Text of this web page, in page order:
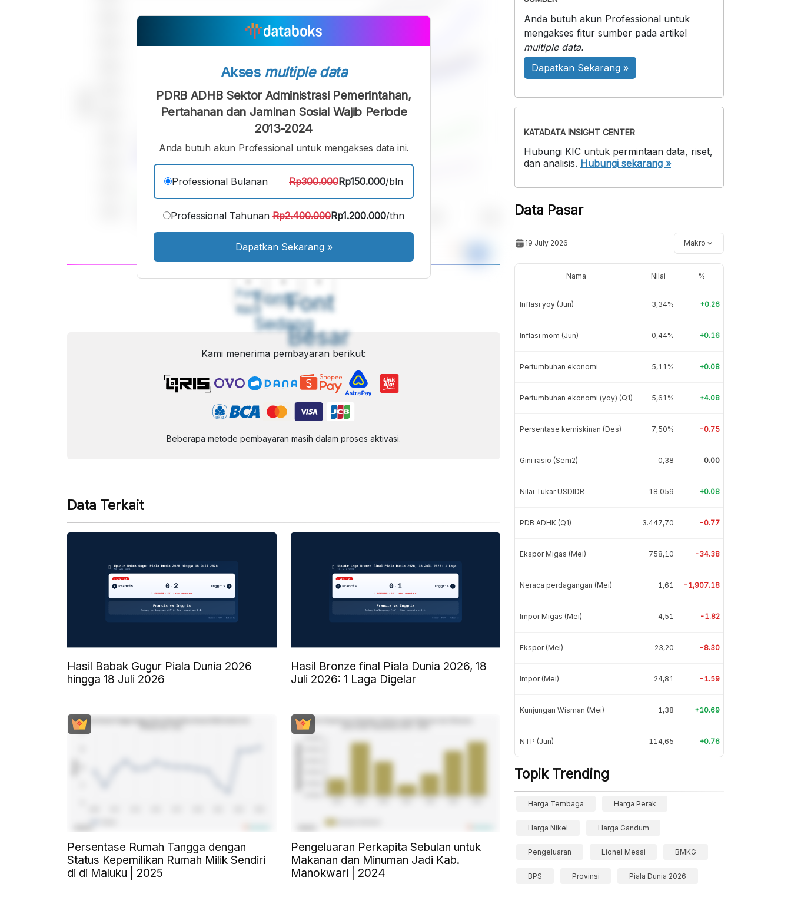
Font
Kecil
Font
Sedang
Font
Besar
Akses multiple data
PDRB ADHB Sektor Administrasi Pemerintahan,
Pertahanan dan Jaminan Sosial Wajib Periode
2013-2024
Anda butuh akun Professional untuk mengakses data ini.
Professional Bulanan Rp300.000Rp150.000/bln
Professional Tahunan Rp2.400.000Rp1.200.000/thn
Dapatkan Sekarang »
Kami menerima pembayaran berikut:
Beberapa metode pembayaran masih dalam proses aktivasi.
Data Terkait
Hasil Babak Gugur Piala Dunia 2026
hingga 18 Juli 2026
Hasil Bronze final Piala Dunia 2026, 18
Juli 2026: 1 Laga Digelar
Persentase Rumah Tangga dengan
Status Kepemilikan Rumah Milik Sendiri
di di Maluku | 2025
Pengeluaran Perkapita Sebulan untuk
Makanan dan Minuman Jadi Kab.
Manokwari | 2024
Anda butuh akun Professional untuk
mengakses fitur sumber pada artikel
multiple data.
Dapatkan Sekarang »
KATADATA INSIGHT CENTER
Hubungi KIC untuk permintaan data, riset,
dan analisis. Hubungi sekarang »
Data Pasar
19 July 2026 Makro
Nama Nilai %
Inflasi yoy (Jun) 3,34% +0.26
Inflasi mom (Jun) 0,44% +0.16
Pertumbuhan ekonomi 5,11% +0.08
Pertumbuhan ekonomi (yoy) (Q1) 5,61% +4.08
Persentase kemiskinan (Des) 7,50% -0.75
Gini rasio (Sem2) 0,38 0.00
Nilai Tukar USDIDR 18.059 +0.08
PDB ADHK (Q1) 3.447,70 -0.77
Ekspor Migas (Mei) 758,10 -34.38
Neraca perdagangan (Mei) -1,61 -1,907.18
Impor Migas (Mei) 4,51 -1.82
Ekspor (Mei) 23,20 -8.30
Impor (Mei) 24,81 -1.59
Kunjungan Wisman (Mei) 1,38 +10.69
NTP (Jun) 114,65 +0.76
Topik Trending
Harga Tembaga Harga Perak
Harga Nikel Harga Gandum
Pengeluaran Lionel Messi BMKG
BPS Provinsi Piala Dunia 2026